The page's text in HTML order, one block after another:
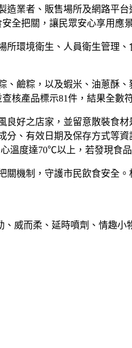
業者、販售場所及網路平
全把關，讓民眾安心享用應
環境衛生、人員衛生管理
鹼粽，以及蝦米、油蔥酥
核產品標示81件，結果全數
好之店家，並留意散裝食
、有效日期及保存方式等
溫度達70℃以上，若發現食
機制，守護市民飲食安全
、威而柔、延時噴劑、情趣小